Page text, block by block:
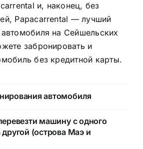
и, наконец, без
Papacarrental — лучший
на Сейшельских
забронировать и
без кредитной карты.
автомобиля
машину с одного
другой (острова Маэ и